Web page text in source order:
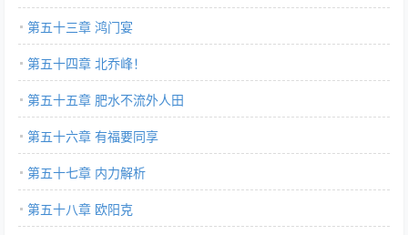
第五十三章 鸿门宴
第五十四章 北乔峰！
第五十五章 肥水不流外人田
第五十六章 有福要同享
第五十七章 内力解析
第五十八章 欧阳克